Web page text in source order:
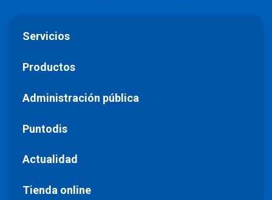
Servicios
Productos
Administración pública
Puntodis
Actualidad
Tienda online